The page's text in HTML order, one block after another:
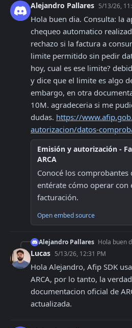
Alejandro Pallares 5/13/26,
Hola buen dia. Consulta: la
chequeo automatico
rechazo si la factura a
limite permitido sin pedir
hoy, cual es ese limite?
y dice que el limite es algo
embargo, en otra
10M. agradeceria si me
dudas. https://
autorizacion/datos-
Emisión y autorización -
ARCA
Conocé los
entérate cómo operar con
facturación.
Open embed source
Alejandro Pallares Hola buen dia. Consulta: la api de python
Lucas 5/13/26, 12:31 PM
Hola Alejandro, Afip SDK
ARCA, por lo tanto, la
documentacion oficial de
actualizada.